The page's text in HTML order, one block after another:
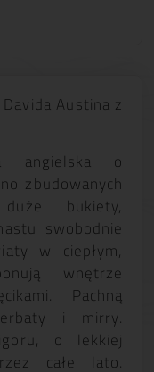
Austina z
angielska o
zbudowanych
bukiety,
swobodnie
w ciepłym,
wnętrze
Pachną
i mirry.
o lekkiej
całe lato.